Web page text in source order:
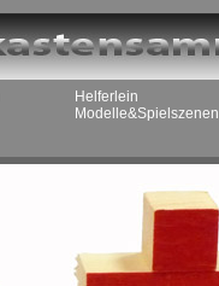
Helferlein
Modelle&Spielszenen